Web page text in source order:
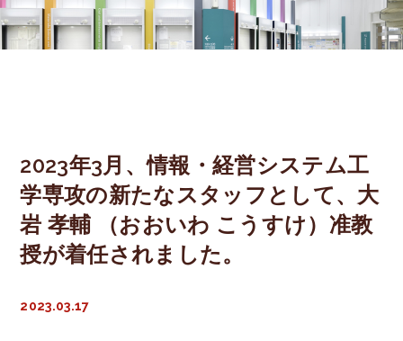
Professor
Labs
Career
2023年3月、情報・経営システム工
学専攻の新たなスタッフとして、大
岩 孝輔 （おおいわ こうすけ）准教
授が着任されました。
2023.03.17